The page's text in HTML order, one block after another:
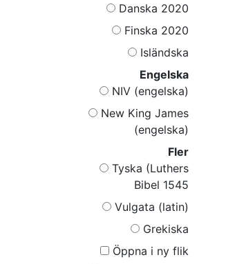
Danska 2020
Finska 2020
Isländska
Engelska
NIV (engelska)
New King James
(engelska)
Fler
Tyska (Luthers
Bibel 1545
Vulgata (latin)
Grekiska
Öppna i ny flik